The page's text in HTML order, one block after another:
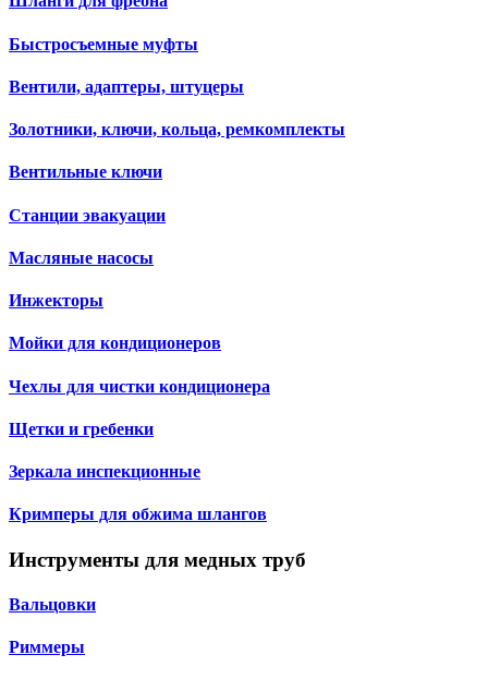
Быстросъемные муфты
Вентили, адаптеры, штуцеры
Золотники, ключи, кольца, ремкомплекты
Вентильные ключи
Станции эвакуации
Масляные насосы
Инжекторы
Мойки для кондиционеров
Чехлы для чистки кондиционера
Щетки и гребенки
Зеркала инспекционные
Кримперы для обжима шлангов
Инструменты для медных труб
Вальцовки
Риммеры